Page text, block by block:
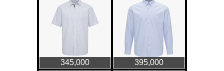
GAP Hoodie biểu tượng
sáng tạo mới của giới trẻ
21/10/2025